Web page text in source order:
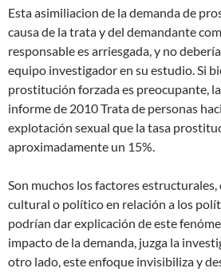
Esta asimiliacion de la demanda de
causa de la trata y del demandante
responsable es arriesgada, y no
equipo investigador en su estudio. Si
prostitución forzada es preocupante,
informe de 2010 Trata de personas
explotación sexual que la tasa
aproximadamente un 15%.
Son muchos los factores
cultural o político en relación a los
podrían dar explicación de este
impacto de la demanda, juzga la
otro lado, este enfoque invisibiliza y